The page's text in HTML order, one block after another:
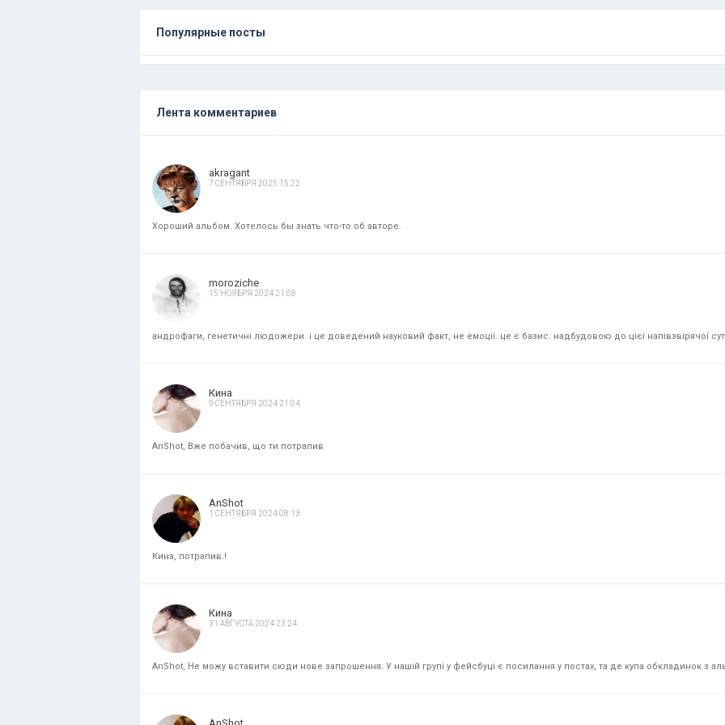
Популярные посты
Лента комментариев
akragant
7 СЕНТЯБРЯ 2025 15:22
Хороший альбом. Хотелось бы знать что-то об авторе.
moroziche
15 НОЯБРЯ 2024 21:08
андрофаги, генетичні людожери. і це доведений науковий факт, не емоції. це є базис. надбудовою до цієї напівзвірячої
Кина
9 СЕНТЯБРЯ 2024 21:04
AnShot, Вже побачив, що ти потрапив
AnShot
1 СЕНТЯБРЯ 2024 08:13
Кина, потрапив.!
Кина
31 АВГУСТА 2024 23:24
AnShot, Не можу вставити сюди нове запрошення. У нашій групі у фейсбуці є посилання у постах, та де купа обкладинок з